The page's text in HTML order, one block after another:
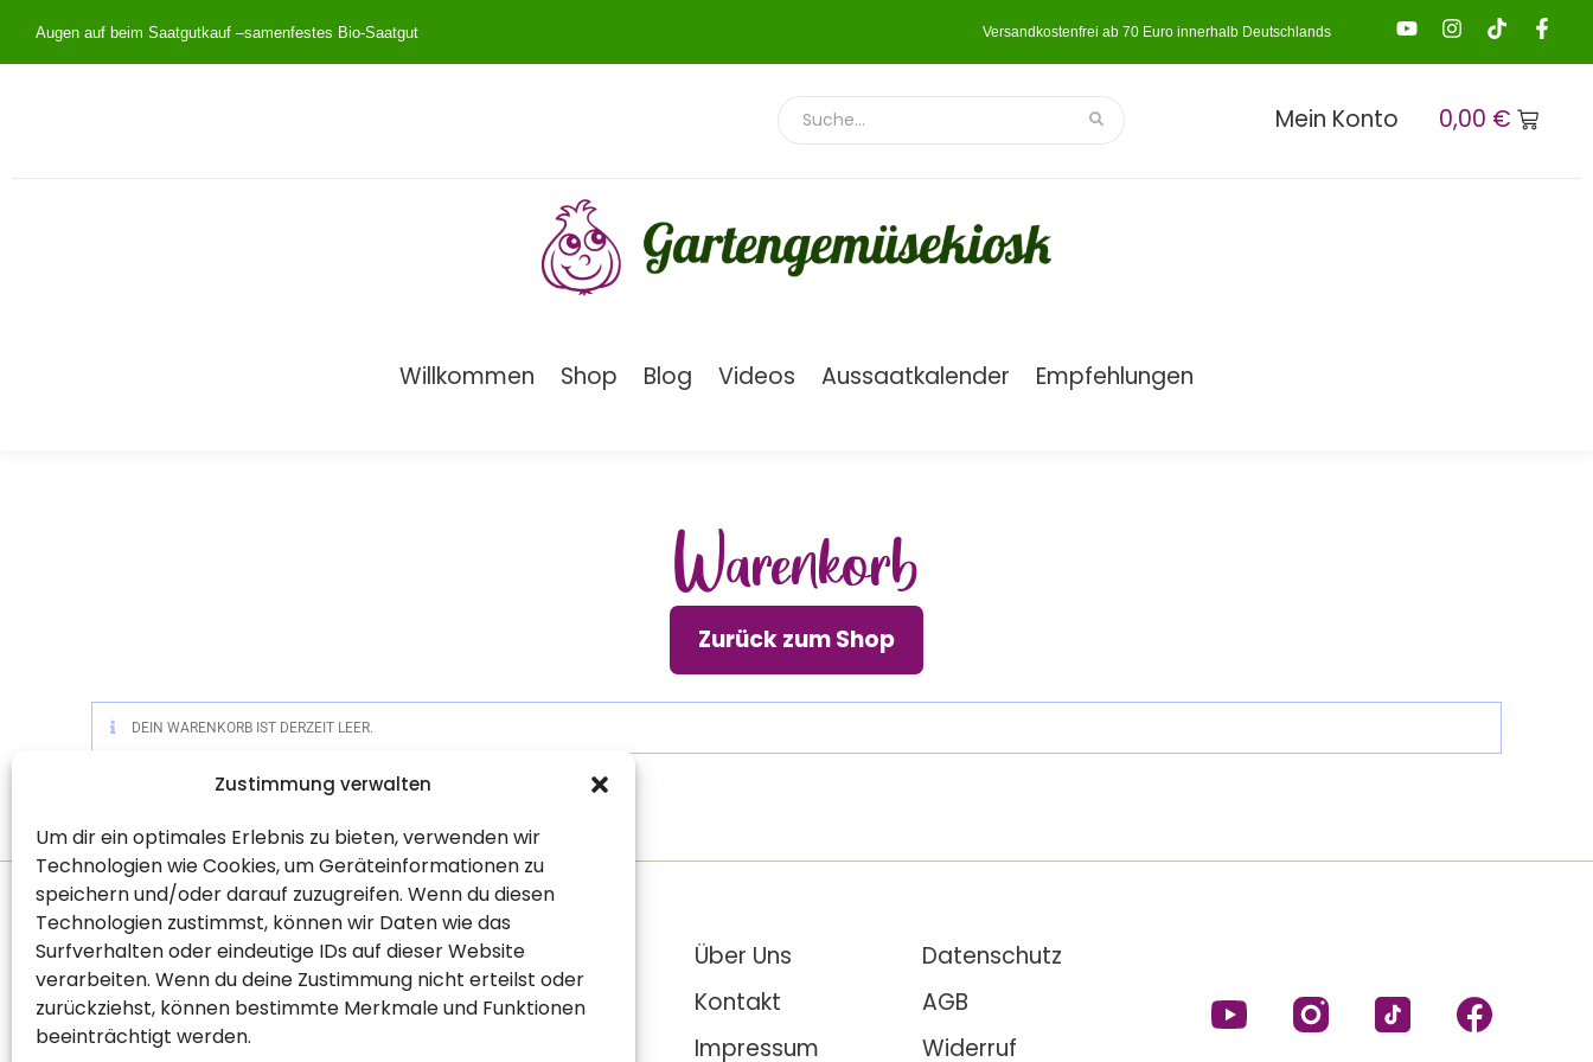
Zustimmung verwalten
Um dir ein optimales Erlebnis zu bieten, verwenden wir
Technologien wie Cookies, um Geräteinformationen zu
speichern und/oder darauf zuzugreifen. Wenn du diesen
Technologien zustimmst, können wir Daten wie das
Surfverhalten oder eindeutige IDs auf dieser Website
verarbeiten. Wenn du deine Zustimmung nicht erteilst oder
zurückziehst, können bestimmte Merkmale und Funktionen
beeinträchtigt werden.
Augen auf beim Saatgutkauf –samenfestes Bio-Saatgut Versandkostenfrei ab 70 Euro innerhalb Deutschlands
Mein Konto 0,00 €
Willkommen Shop Blog Videos Aussaatkalender Empfehlungen
Warenkorb
Zurück zum Shop
DEIN WARENKORB IST DERZEIT LEER.
Willkommen
Shopseite
Blog
Empfehlungen
Downloads
Über Uns
Kontakt
Impressum
Datenschutz
AGB
Widerruf